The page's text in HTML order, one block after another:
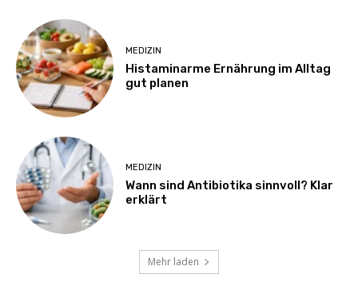
MEDIZIN
Histaminarme Ernährung im Alltag
gut planen
MEDIZIN
Wann sind Antibiotika sinnvoll? Klar
erklärt
Mehr laden